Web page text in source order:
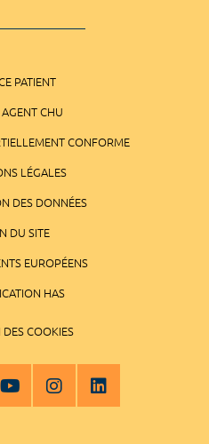
PATIENT
AGENT CHU
CONFORME
LÉGALES
DES DONNÉES
DU SITE
EUROPÉENS
HAS
DES COOKIES